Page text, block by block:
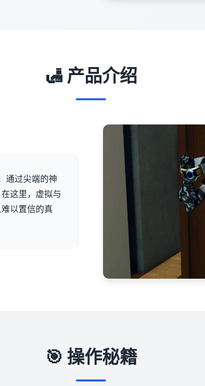
🛃 产品介绍
通过尖端的神
这里，虚拟与
以置信的真
🎯 操作秘籍